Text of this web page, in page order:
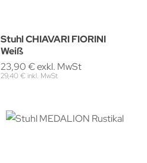
Stuhl CHIAVARI FIORINI
Weiß
23,90 € exkl. MwSt
29,40 € inkl. MwSt